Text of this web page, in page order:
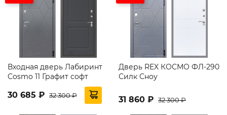
Входная дверь Лабиринт
Cosmo 11 Графит софт
30 685 ₽ 32 300 ₽
Дверь REX КОСМО ФЛ-290
Силк Сноу
31 860 ₽ 32 300 ₽